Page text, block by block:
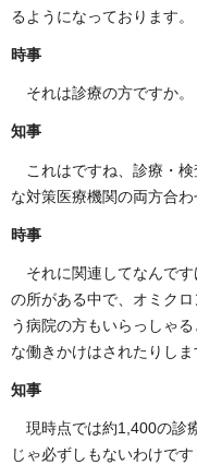
るようになっております。
時事
それは診療の方ですか。
知事
これはですね、診療・検
な対策医療機関の両方合わ
時事
それに関連してなんです
の所がある中で、オミク
う病院の方もいらっしゃ
な働きかけはされたりしま
知事
現時点では約1,400の診
じゃ必ずしもないわけで